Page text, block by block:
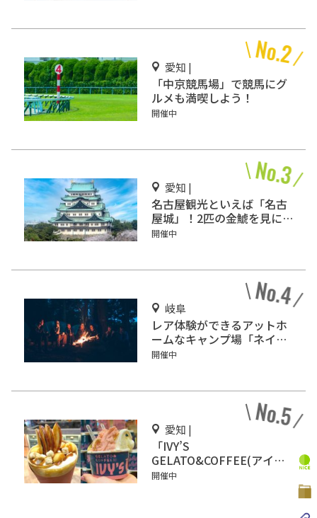
愛知 |
「中京競馬場」で競馬にグ
ルメも満喫しよう！
開催中
愛知 |
名古屋観光といえば「名古
屋城」！2匹の金鯱を見に
行こう
開催中
岐阜
レア体験ができるアットホ
ームなキャンプ場「ネイチ
ャーランドかみのほ」
開催中
愛知 |
「IVY’S
GELATO&COFFEE(アイビ
ーズ ジェラート&コーヒ
開催中